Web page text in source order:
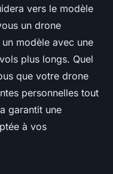
vers le modèle
un drone
modèle avec une
plus longs. Quel
que votre drone
personnelles tout
garantit une
à vos